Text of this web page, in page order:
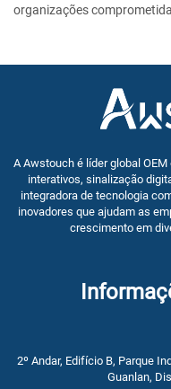
organizações
A Awstouch é líder global
interativos, sinalização
integradora de tecnologia
inovadores que ajudam as
crescimento em
2º Andar, Edifício B, Parque
Guanlan,